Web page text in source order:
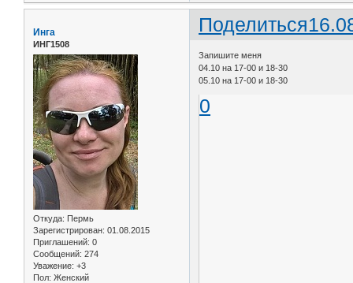
Поделиться
Инга
ИНГ1508
Откуда: Пермь
Зарегистрирован: 01.08.2015
Приглашений: 0
Сообщений: 274
Уважение: +3
Пол: Женский
Запишите меня
04.10 на 17-00 и 18-30
05.10 на 17-00 и 18-30
0